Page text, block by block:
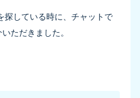
探している時に、チャットで
ただきました。